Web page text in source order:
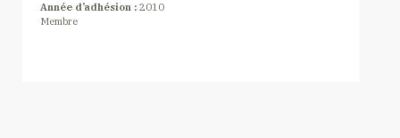
Année d’adhésion : 2010
Membre